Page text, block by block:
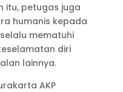
itu, petugas juga
humanis kepada
mematuhi
diri
lainnya.
AKP